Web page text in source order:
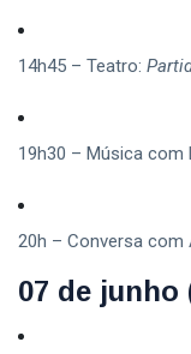
14h45 – Teatro:
19h30 – Música com
20h – Conversa com
07 de junho